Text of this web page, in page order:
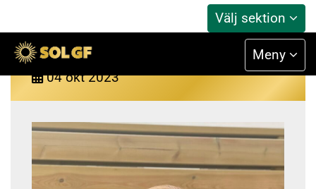
Välj sektion
Meny
Karolina är SOLs nya ordförande
04 okt 2023